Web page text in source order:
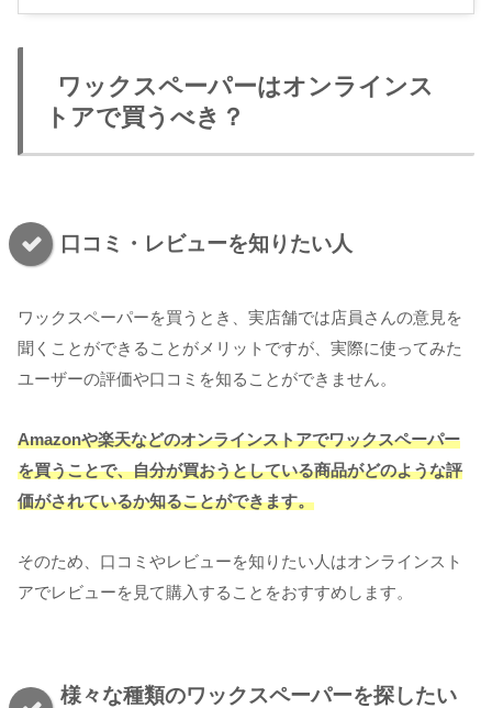
ワックスペーパーはオンラインス
トアで買うべき？
口コミ・レビューを知りたい人
ワックスペーパーを買うとき、実店舗では店員さんの意見を
聞くことができることがメリットですが、実際に使ってみた
ユーザーの評価や口コミを知ることができません。
Amazonや楽天などのオンラインストアでワックスペーパー
を買うことで、自分が買おうとしている商品がどのような評
価がされているか知ることができます。
そのため、口コミやレビューを知りたい人はオンラインスト
アでレビューを見て購入することをおすすめします。
様々な種類のワックスペーパーを探したい